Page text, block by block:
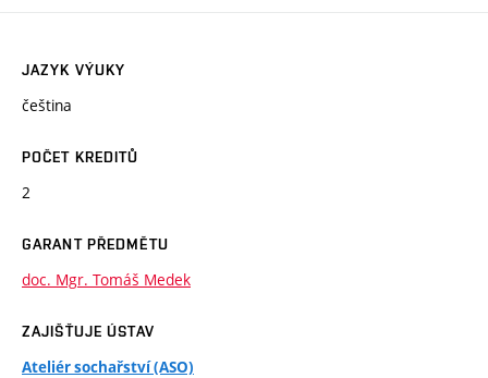
JAZYK VÝUKY
čeština
POČET KREDITŮ
2
GARANT PŘEDMĚTU
doc. Mgr. Tomáš Medek
ZAJIŠŤUJE ÚSTAV
Ateliér sochařství (ASO)